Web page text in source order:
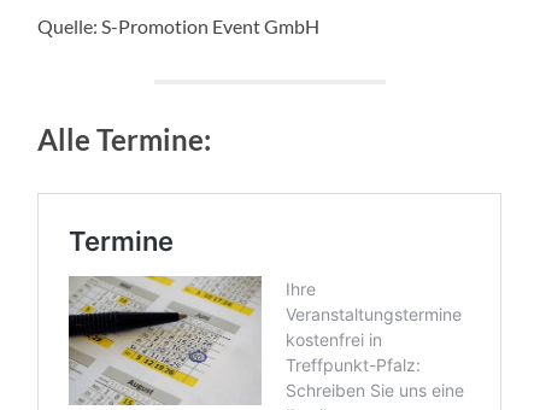
Quelle: S-Promotion Event GmbH
Alle Termine: